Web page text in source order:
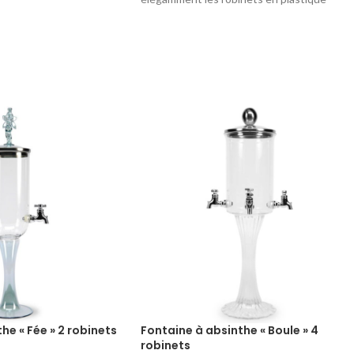
Composition : laiton plaqué or alimentaire
« Fée » 2 robinets
Fontaine à absinthe « Boule » 4
robinets